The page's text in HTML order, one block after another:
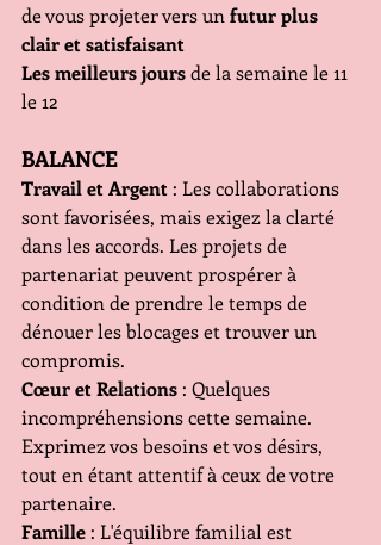
de vous projeter vers un futur plus
clair et satisfaisant
Les meilleurs jours de la semaine le 11
le 12
BALANCE
Travail et Argent : Les collaborations
sont favorisées, mais exigez la clarté
dans les accords. Les projets de
partenariat peuvent prospérer à
condition de prendre le temps de
dénouer les blocages et trouver un
compromis.
Cœur et Relations : Quelques
incompréhensions cette semaine.
Exprimez vos besoins et vos désirs,
tout en étant attentif à ceux de votre
partenaire.
Famille : L'équilibre familial est